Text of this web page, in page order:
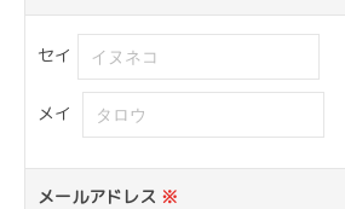
セイ
メイ
メールアドレス ※